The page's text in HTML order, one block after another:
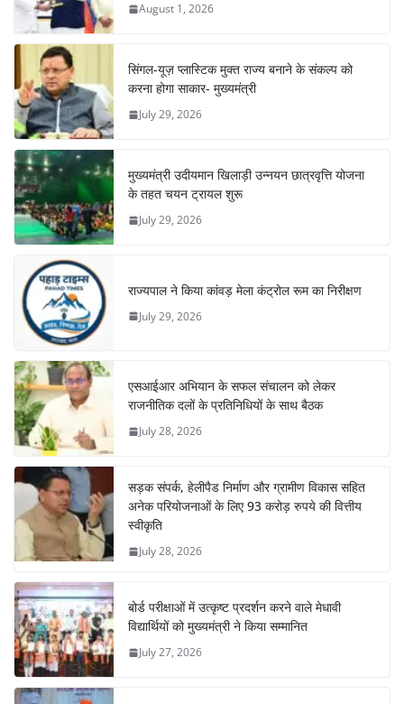
August 1, 2026
सिंगल-यूज़ प्लास्टिक मुक्त राज्य बनाने के संकल्प को
करना होगा साकार- मुख्यमंत्री
July 29, 2026
मुख्यमंत्री उदीयमान खिलाड़ी उन्नयन छात्रवृत्ति योजना
के तहत चयन ट्रायल शुरू
July 29, 2026
राज्यपाल ने किया कांवड़ मेला कंट्रोल रूम का निरीक्षण
July 29, 2026
एसआईआर अभियान के सफल संचालन को लेकर
राजनीतिक दलों के प्रतिनिधियों के साथ बैठक
July 28, 2026
सड़क संपर्क, हेलीपैड निर्माण और ग्रामीण विकास सहित
अनेक परियोजनाओं के लिए 93 करोड़ रुपये की वित्तीय
स्वीकृति
July 28, 2026
बोर्ड परीक्षाओं में उत्कृष्ट प्रदर्शन करने वाले मेधावी
विद्यार्थियों को मुख्यमंत्री ने किया सम्मानित
July 27, 2026